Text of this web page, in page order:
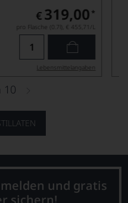
€ 319,00 *
pro Flasche (0.7l), € 455,71 /L
Lebensmittel­angaben
10
und gratis